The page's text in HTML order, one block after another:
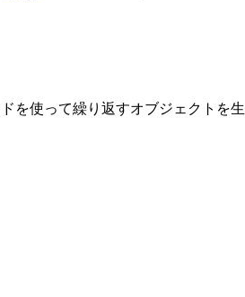
使って繰り返すオブジェクトを